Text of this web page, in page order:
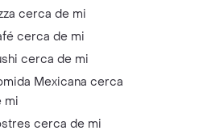
cerca de mi
cerca de mi
cerca de mi
Mexicana cerca
mi
cerca de mi